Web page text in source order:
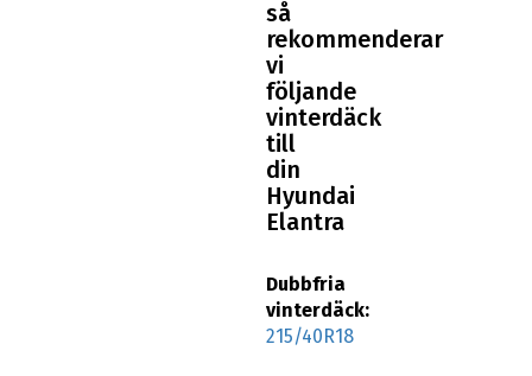
så
rekommenderar
vi
följande
vinterdäck
till
din
Hyundai
Elantra
Dubbfria
vinterdäck:
215/40R18